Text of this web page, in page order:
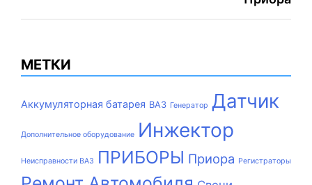
записям
МЕТКИ
Аккумуляторная батарея ВАЗ Генератор Датчик
Дополнительное оборудование Инжектор
Неисправности ВАЗ ПРИБОРЫ Приора Регистраторы